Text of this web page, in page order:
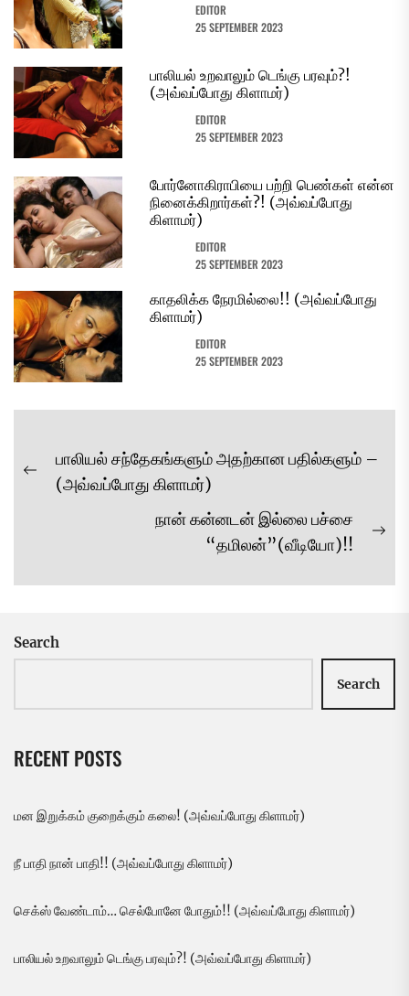
EDITOR
25 SEPTEMBER 2023
பாலியல் உறவாலும் டெங்கு பரவும்?!
(அவ்வப்போது கிளாமர்)
EDITOR
25 SEPTEMBER 2023
போர்னோகிராபியை பற்றி பெண்கள் என்ன
நினைக்கிறார்கள்?! (அவ்வப்போது
கிளாமர்)
EDITOR
25 SEPTEMBER 2023
காதலிக்க நேரமில்லை!! (அவ்வப்போது
கிளாமர்)
EDITOR
25 SEPTEMBER 2023
Post
navigation
Previous
பாலியல் சந்தேகங்களும் அதற்கான பதில்களும் –
(அவ்வப்போது கிளாமர்)
நான் கன்னடன் இல்லை பச்சை
“தமிலன்”(வீடியோ)!!
Search
Search
RECENT POSTS
மன இறுக்கம் குறைக்கும் கலை! (அவ்வப்போது கிளாமர்)
நீ பாதி நான் பாதி!! (அவ்வப்போது கிளாமர்)
செக்ஸ் வேண்டாம்… செல்போனே போதும்!! (அவ்வப்போது கிளாமர்)
பாலியல் உறவாலும் டெங்கு பரவும்?! (அவ்வப்போது கிளாமர்)